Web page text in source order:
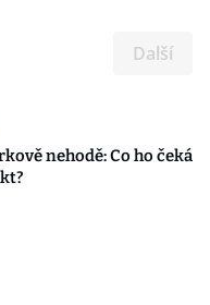
Další
nehodě: Co ho čeká